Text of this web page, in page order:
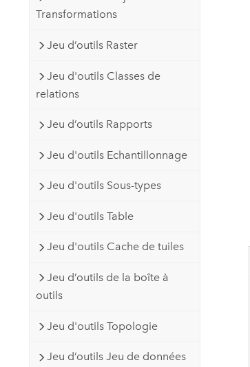
Transformations
Jeu d’outils Raster
Jeu d'outils Classes de
relations
Jeu d’outils Rapports
Jeu d'outils Echantillonnage
Jeu d'outils Sous-types
Jeu d'outils Table
Jeu d'outils Cache de tuiles
Jeu d’outils de la boîte à
outils
Jeu d'outils Topologie
Jeu d’outils Jeu de données